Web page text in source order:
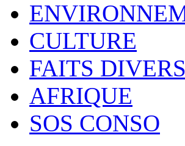
CULTURE
FAITS DIVERS
AFRIQUE
SOS CONSO